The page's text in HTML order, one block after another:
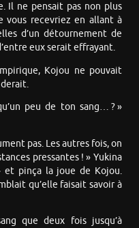
Il ne pensait pas non plus
vous recevriez en allant à
d’un détournement de
eux serait effrayant.
Kojou ne pouvait
peu de ton sang… ? »
pas. Les autres fois, on
pressantes ! » Yukina
et pinça la joue de Kojou.
qu’elle faisait savoir à
que deux fois jusqu’à